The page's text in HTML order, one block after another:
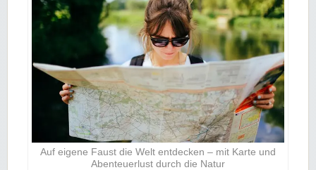
Auf eigene Faust die Welt entdecken – mit Karte und
Abenteuerlust durch die Natur